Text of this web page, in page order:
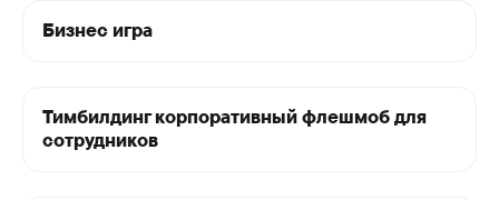
Бизнес игра
Тимбилдинг корпоративный флешмоб для
сотрудников
Видеотимбилдинга